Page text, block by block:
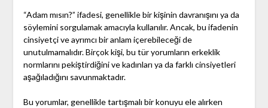
“Adam mısın?” ifadesi, genellikle bir kişinin davranışını ya da
söylemini sorgulamak amacıyla kullanılır. Ancak, bu ifadenin
cinsiyetçi ve ayrımcı bir anlam içerebileceği de
unutulmamalıdır. Birçok kişi, bu tür yorumların erkeklik
normlarını pekiştirdiğini ve kadınları ya da farklı cinsiyetleri
aşağıladığını savunmaktadır.
Bu yorumlar, genellikle tartışmalı bir konuyu ele alırken